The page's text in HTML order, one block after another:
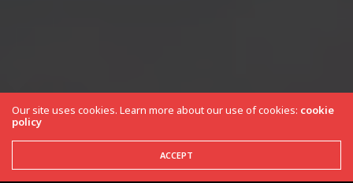
Our site uses cookies. Learn more about our use of cookies: cookie
policy
ACCEPT